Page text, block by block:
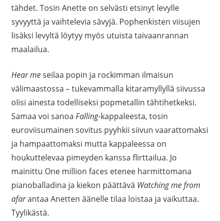
tähdet. Tosin Anette on selvästi etsinyt levylle
syvyyttä ja vaihtelevia sävyjä. Pophenkisten viisujen
lisäksi levyltä löytyy myös utuista taivaanrannan
maalailua.
Hear meseilaa popin ja rockimman ilmaisun
välimaastossa – tukevammalla kitaramyllyllä siivussa
olisi ainesta todelliseksi popmetallin tähtihetkeksi.
Samaa voi sanoa Falling-kappaleesta, tosin
euroviisumainen sovitus pyyhkii siivun vaarattomaksi
ja hampaattomaksi mutta kappaleessa on
houkuttelevaa pimeyden kanssa flirttailua. Jo
mainittu One million faces etenee harmittomana
pianoballadina ja kiekon päättävä Watching me from
afarantaa Anetten äänelle tilaa loistaa ja vaikuttaa.
Tyylikästä.